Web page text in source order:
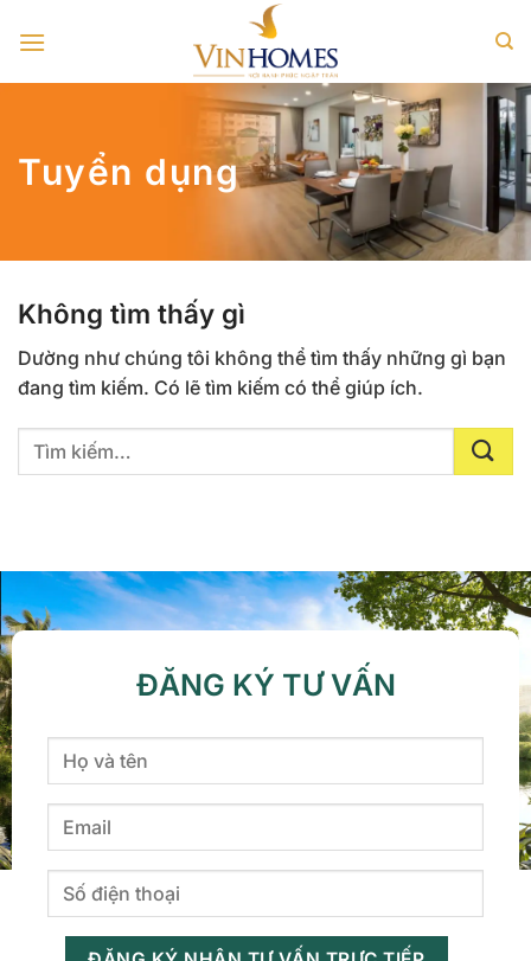
qua
Tuyển dụng
Không tìm thấy gì
Dường như chúng tôi không thể tìm thấy những gì bạn
đang tìm kiếm. Có lẽ tìm kiếm có thể giúp ích.
ĐĂNG KÝ TƯ VẤN